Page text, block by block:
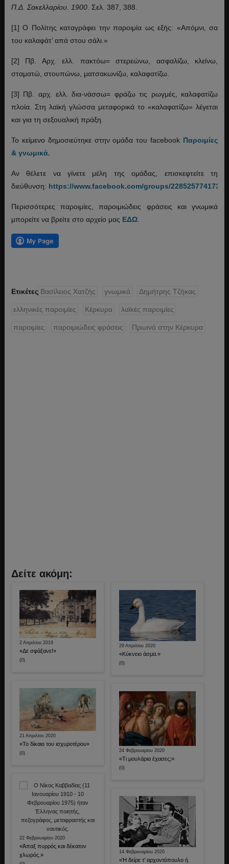
Π.Δ. Σακελλαρίου. 1900. Σελ. 387, 388.
[1] Ο Πολίτης καταγράφει την παροιμία ως εξής: «Απόμνι, σα
του καλαφάτ’ απά στου σάλι.»
[2] Πβ. Αρχ. ελλ. πακτόω= στερεώνω, ασφαλίζω, κλείνω,
σταματώ, στουπώνω, ματσακωνίζω, καλαφατίζω.
[3] Πβ. αρχ. ελλ. δια-νάσσω= φράζω τις ρωγμές, καλαφατίζω
πλοία. Στη λαϊκή γλώσσα μεταφορικά το «καλαφατίζω» λέγεται
και για τη σεξουαλική πράξη.
Το κείμενο δημοσιεύτηκε στην ομάδα του facebook Παροιμίες
& γνωμικά.
Αν θέλετε να γίνετε μέλη της ομάδας, επισκεφτείτε τη
διεύθυνση: https://www.facebook.com/groups/
Περισσότερες παροιμίες, παροιμιώδεις φράσεις και γνωμικά
μπορείτε να βρείτε στο αρχείο μας ΕΔΩ.
Ετικέτες Βασίλειος Χατζής γνωμικά Δημήτρης Τζήκας
ελληνικές παροιμίες Κέρκυρα λαϊκές παροιμίες
παροιμίες παροιμιώδεις φράσεις Πρωινό στην Κέρκυρα
Δείτε ακόμη:
2 Απριλίου 2019
«Δε σφάξανε!»
(0)
21 Απριλίου 2020
«Το δίκαιο του ισχυροτέρου»
(0)
22 Φεβρουαρίου 2020
«Άπαξ πυρρός και δέκατον
χλωρός.»
29 Απριλίου 2020
«Κύκνειο άσμα.»
(0)
24 Φεβρουαρίου 2020
«Τι μουλάρια έχασες;»
(0)
14 Φεβρουαρίου 2020
«Ή δείρε τ’ αρχοντόπουλο ή